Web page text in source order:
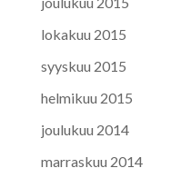
lokakuu 2015
syyskuu 2015
helmikuu 2015
joulukuu 2014
marraskuu 2014